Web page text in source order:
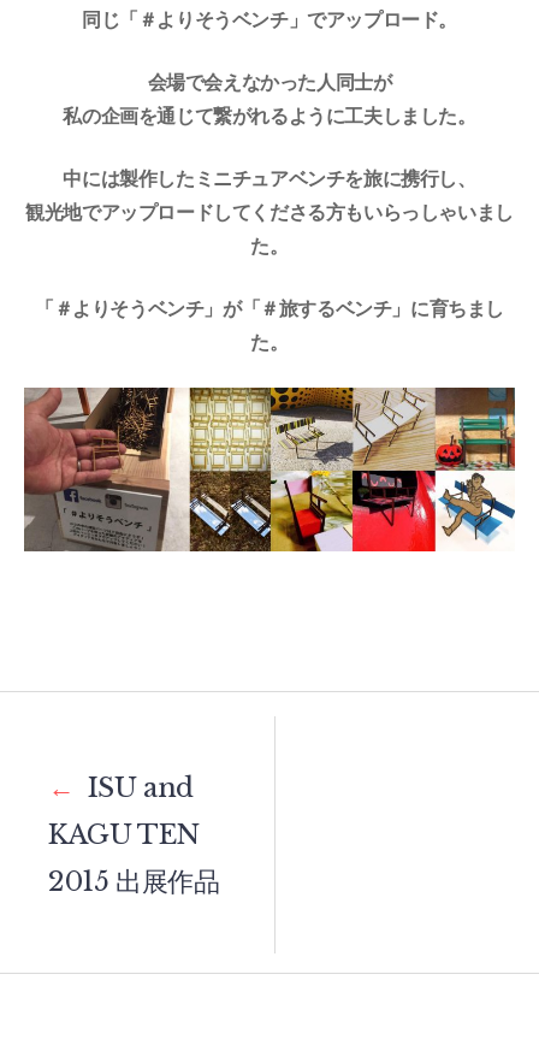
同じ「＃よりそうベンチ」でアップロード。
会場で会えなかった人同士が
私の企画を通じて繋がれるように工夫しました。
中には製作したミニチュアベンチを旅に携行し、
観光地でアップロードしてくださる方もいらっしゃいまし
た。
「＃よりそうベンチ」が「＃旅するベンチ」に育ちまし
た。
navigation
← ISU and
KAGU TEN
2015 出展作品